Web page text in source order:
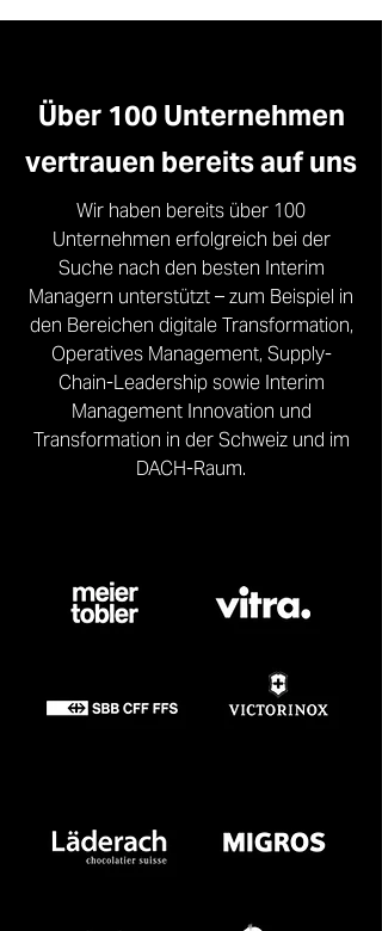
Über 100 Unternehmen
vertrauen bereits auf uns
Wir haben bereits über 100
Unternehmen erfolgreich bei der
Suche nach den besten Interim
Managern unterstützt – zum Beispiel in
den Bereichen digitale Transformation,
Operatives Management, Supply-
Chain-Leadership sowie Interim
Management Innovation und
Transformation in der Schweiz und im
DACH-Raum.